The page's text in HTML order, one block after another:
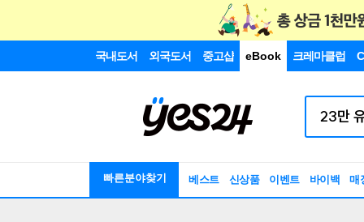
국내도서 외국도서 중고샵 eBook 크레마클럽
빠른분야찾기 베스트 신상품 이벤트 바이백 매